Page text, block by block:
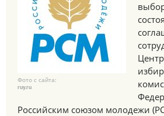
Фото с сайта:
ruy.ru
Российским союзом молодежи